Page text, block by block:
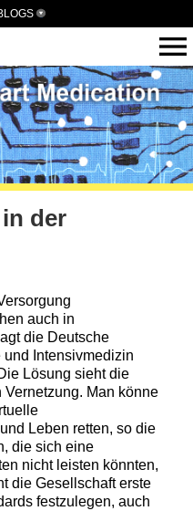
der
auch in
die Deutsche
Intensivmedizin
Lösung sieht die
Man könne
Leben retten, so die
die sich eine
nicht leisten könnten,
die Gesellschaft erste
festzulegen, auch